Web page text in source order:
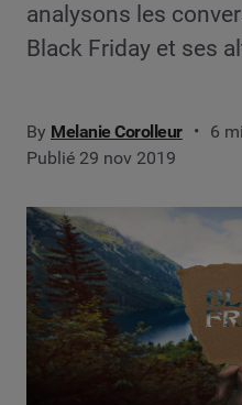
analysons les
Black Friday et ses
By Melanie Corolleur
6
Publié 29 nov 2019